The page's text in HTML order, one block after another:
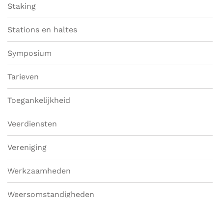
Staking
Stations en haltes
Symposium
Tarieven
Toegankelijkheid
Veerdiensten
Vereniging
Werkzaamheden
Weersomstandigheden